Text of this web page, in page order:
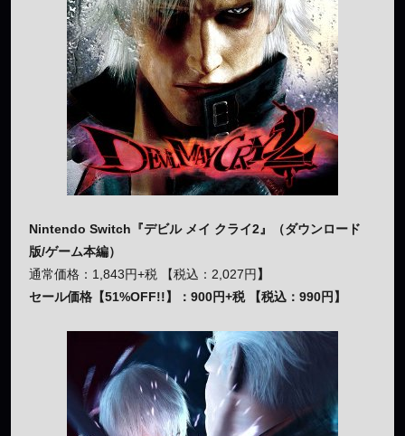
Nintendo Switch『デビル メイ クライ2』（ダウンロード
版/ゲーム本編）
通常価格：1,843円+税 【税込：2,027円 】
セール価格【51%OFF!!】：900円+税 【税込：990円】